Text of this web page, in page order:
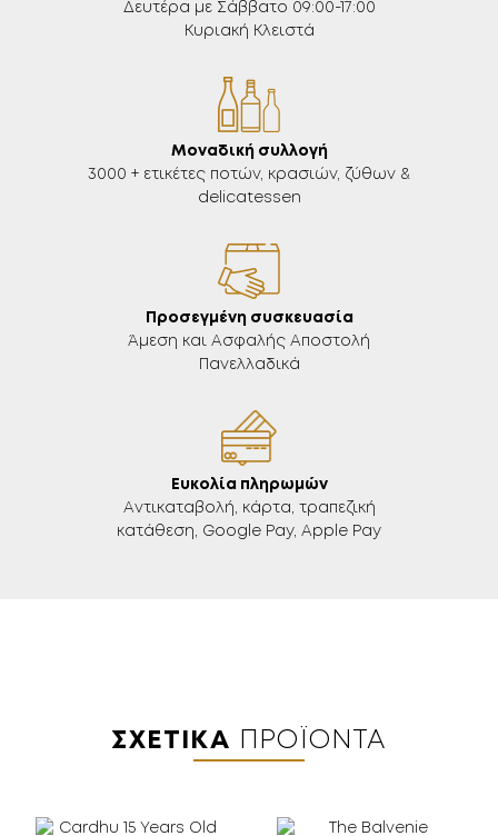
Δευτέρα με Σάββατο 09:00-17:00
Κυριακή Κλειστά
Μοναδική συλλογή
3000 + ετικέτες ποτών, κρασιών, ζύθων &
delicatessen
Προσεγμένη συσκευασία
Άμεση και Ασφαλής Αποστολή
Πανελλαδικά
Ευκολία πληρωμών
Aντικαταβολή, κάρτα, τραπεζική
κατάθεση, Google Pay, Apple Pay
ΣΧΕΤΙΚΆ ΠΡΟΪΌΝΤΑ